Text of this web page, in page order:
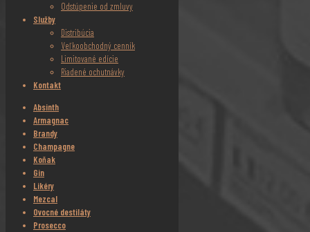
Odstúpenie od zmluvy
Služby
Distribúcia
Veľkoobchodný cenník
Limitované edície
Riadené ochutnávky
Kontakt
Absinth
Armagnac
Brandy
Champagne
Koňak
Gin
Likéry
Mezcal
Ovocné destiláty
Prosecco